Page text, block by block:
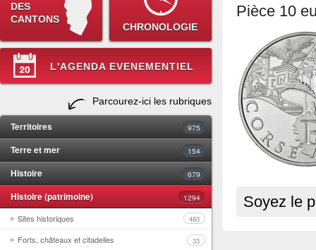
DES
CANTONS
CHRONOLOGIE
L'AGENDA EVENEMENTIEL
Parcourez-ici les rubriques
Territoires 975
Terre et mer 154
Histoire 679
Histoire (patrimoine) 1294
Sites historiques 483
Forts, châteaux et citadelles 33
Pièce 10
Soyez le